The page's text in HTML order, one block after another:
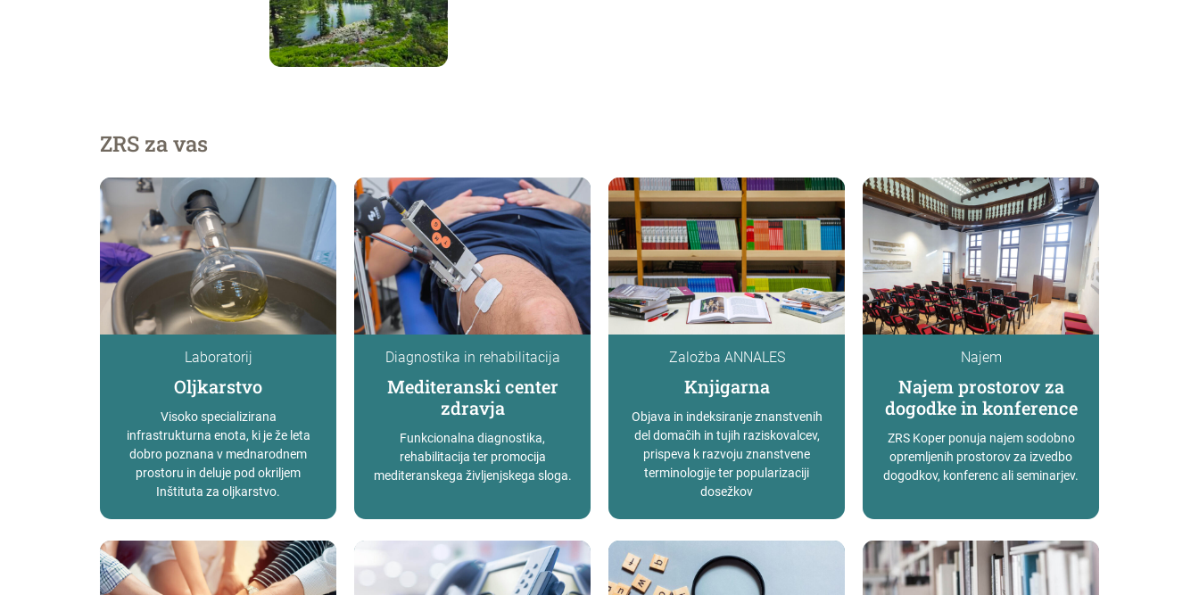
ZRS za vas
Laboratorij
Oljkarstvo
Visoko specializirana
infrastrukturna enota, ki je že leta
dobro poznana v mednarodnem
prostoru in deluje pod okriljem
Inštituta za oljkarstvo.
Diagnostika in rehabilitacija
Mediteranski center
zdravja
Funkcionalna diagnostika,
rehabilitacija ter promocija
mediteranskega življenjskega sloga.
Založba ANNALES
Knjigarna
Objava in indeksiranje znanstvenih
del domačih in tujih raziskovalcev,
prispeva k razvoju znanstvene
terminologije ter popularizaciji
dosežkov
Najem
Najem prostorov za
dogodke in konference
ZRS Koper ponuja najem sodobno
opremljenih prostorov za izvedbo
dogodkov, konferenc ali seminarjev.